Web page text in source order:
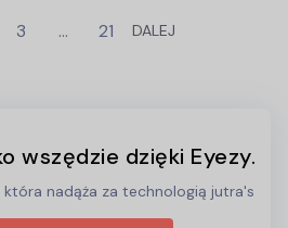
3 … 21 DALEJ
wszędzie dzięki Eyezy.
nadąża za technologią jutra's